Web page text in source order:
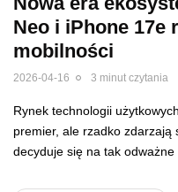
Neo i iPhone 17e
mobilności
2026-04-16 3 minut czytania
Rynek technologii
premier, ale rzadko zdarzają
decyduje się na tak odważne